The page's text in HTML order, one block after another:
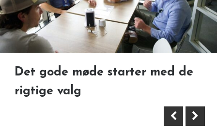
Det gode møde starter med de
rigtige valg
Hvad skal man være